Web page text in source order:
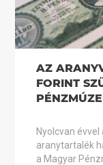
AZ
FORINT
Nyolcvan
aranytartalék
a Magyar